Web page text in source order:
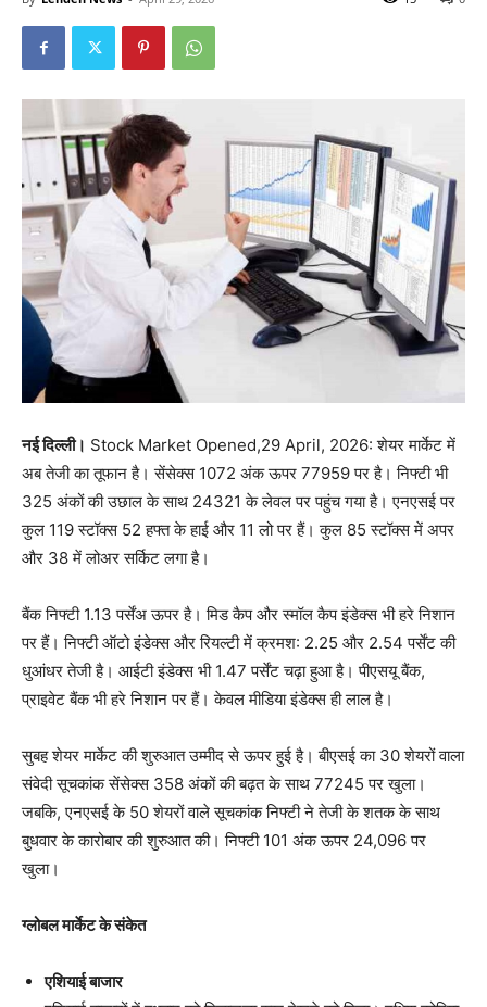
नई दिल्ली। Stock Market Opened,29 April, 2026: शेयर मार्केट में
अब तेजी का तूफान है। सेंसेक्स 1072 अंक ऊपर 77959 पर है। निफ्टी भी
325 अंकों की उछाल के साथ 24321 के लेवल पर पहुंच गया है। एनएसई पर
कुल 119 स्टॉक्स 52 हफ्त के हाई और 11 लो पर हैं। कुल 85 स्टॉक्स में अपर
और 38 में लोअर सर्किट लगा है।
बैंक निफ्टी 1.13 पर्सेंअ ऊपर है। मिड कैप और स्मॉल कैप इंडेक्स भी हरे निशान
पर हैं। निफ्टी ऑटो इंडेक्स और रियल्टी में क्रमश: 2.25 और 2.54 पर्सेंट की
धुआंधर तेजी है। आईटी इंडेक्स भी 1.47 पर्सेंट चढ़ा हुआ है। पीएसयू बैंक,
प्राइवेट बैंक भी हरे निशान पर हैं। केवल मीडिया इंडेक्स ही लाल है।
सुबह शेयर मार्केट की शुरुआत उम्मीद से ऊपर हुई है। बीएसई का 30 शेयरों वाला
संवेदी सूचकांक सेंसेक्स 358 अंकों की बढ़त के साथ 77245 पर खुला।
जबकि, एनएसई के 50 शेयरों वाले सूचकांक निफ्टी ने तेजी के शतक के साथ
बुधवार के कारोबार की शुरुआत की। निफ्टी 101 अंक ऊपर 24,096 पर
खुला।
ग्लोबल मार्केट के संकेत
एशियाई बाजार